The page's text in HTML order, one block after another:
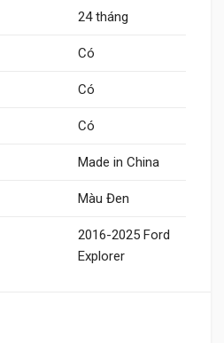
24 tháng
Có
Có
Có
Made in China
Màu Đen
2016-2025 Ford
Explorer